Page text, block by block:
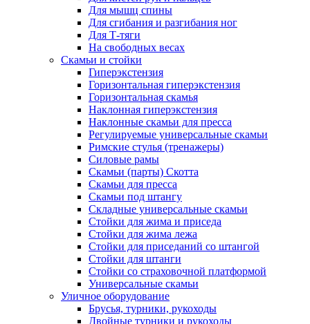
Для мышц спины
Для сгибания и разгибания ног
Для Т-тяги
На свободных весах
Скамьи и стойки
Гиперэкстензия
Горизонтальная гиперэкстензия
Горизонтальная скамья
Наклонная гиперэкстензия
Наклонные скамьи для пресса
Регулируемые универсальные скамьи
Римские стулья (тренажеры)
Силовые рамы
Скамьи (парты) Скотта
Скамьи для пресса
Скамьи под штангу
Складные универсальные скамьи
Стойки для жима и приседа
Стойки для жима лежа
Стойки для приседаний со штангой
Стойки для штанги
Стойки со страховочной платформой
Универсальные скамьи
Уличное оборудование
Брусья, турники, рукоходы
Двойные турники и рукоходы